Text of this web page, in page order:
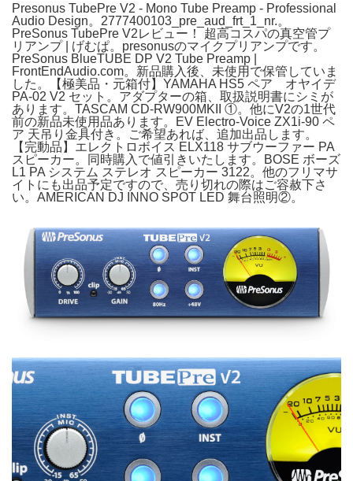
Presonus TubePre V2 - Mono Tube Preamp - Professional
Audio Design。2777400103_pre_aud_frt_1_nr.。
PreSonus TubePre V2レビュー！ 超高コスパの真空管プ
リアンプ | げむぱ。presonusのマイクプリアンプです。
PreSonus BlueTUBE DP V2 Tube Preamp |
FrontEndAudio.com。新品購入後、未使用で保管していま
した。【極美品・元箱付】YAMAHA HS5 ペア オヤイデ
PA-02 V2 セット。アダプターの箱、取扱説明書にシミが
あります。TASCAM CD-RW900MKII ①。他にV2の1世代
前の新品未使用品あります。EV Electro-Voice ZX1i-90 ペ
ア 天吊り金具付き。ご希望あれば、追加出品します。
【完動品】エレクトロボイス ELX118 サブウーファー PA
スピーカー。同時購入で値引きいたします。BOSE ボーズ
L1 PA システム ステレオ スピーカー 3122。他のフリマサ
イトにも出品予定ですので、売り切れの際はご容赦下さ
い。AMERICAN DJ INNO SPOT LED 舞台照明②。